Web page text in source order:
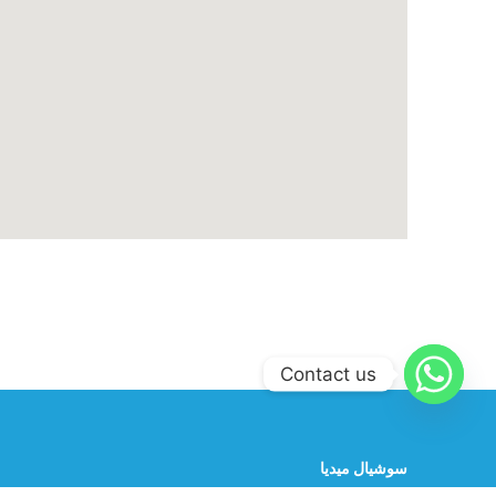
سوشيال ميديا
Contact us